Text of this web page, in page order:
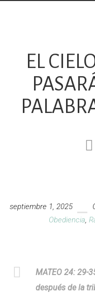
EL
septiembre 1, 2025
Obediencia,
MATEO 24: 29-
después de la